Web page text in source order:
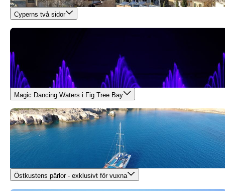
Cyperns två sidor
Magic Dancing Waters i Fig Tree Bay
Östkustens pärlor - exklusivt för vuxna